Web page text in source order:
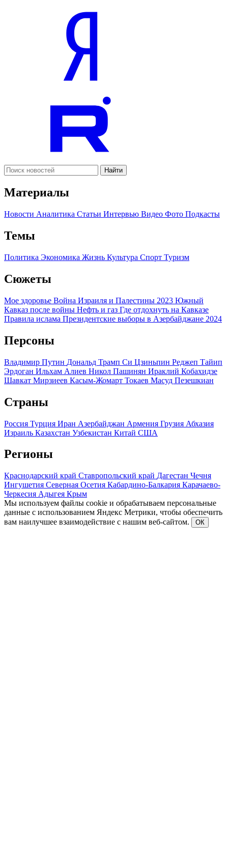
Найти
Материалы
Новости Аналитика Статьи Интервью Видео Фото Подкасты
Темы
Политика Экономика Жизнь Культура Спорт Туризм
Сюжеты
Мое здоровье Война Израиля и Палестины 2023 Южный
Кавказ после войны Нефть и газ Где отдохнуть на Кавказе
Правила ислама Президентские выборы в Азербайджане 2024
Персоны
Владимир Путин Дональд Трамп Си Цзиньпин Реджеп Тайип
Эрдоган Ильхам Алиев Никол Пашинян Ираклий Кобахидзе
Шавкат Мирзиеев Касым-Жомарт Токаев Масуд Пезешкиан
Страны
Россия Турция Иран Азербайджан Армения Грузия Абхазия
Израиль Казахстан Узбекистан Китай США
Регионы
Краснодарский край Ставропольский край Дагестан Чечня
Ингушетия Северная Осетия Кабардино-Балкария Карачаево-
Черкесия Адыгея Крым
Мы используем файлы cookie и обрабатываем персональные
данные с использованием Яндекс Метрики, чтобы обеспечить
вам наилучшее взаимодействие с нашим веб-сайтом.
ОК